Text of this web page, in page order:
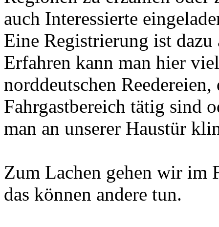
auch Interessierte
Eine Registrierung ist
Erfahren kann man hier
norddeutschen
Fahrgastbereich tätig sind
man an unserer Haustür
Zum Lachen gehen wir im
das können andere tun.